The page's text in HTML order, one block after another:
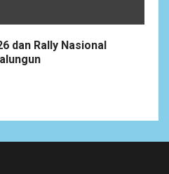
dan Rally Nasional